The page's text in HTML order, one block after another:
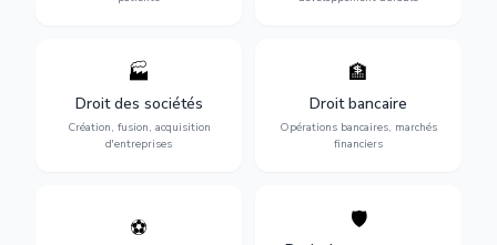
🏭
Droit des sociétés
Création, fusion, acquisition
d'entreprises
Structuration de votre
société : création, fusion-
acquisition, gouvernance et
restructuration.
🏦
Droit bancaire
Opérations bancaires, marchés
financiers
Gestion de vos opérations
financières : contentieux
bancaire, investissements et
régulation.
⚽
Expertise en droit sportif :
🛡️
Défense de vos intérêts :